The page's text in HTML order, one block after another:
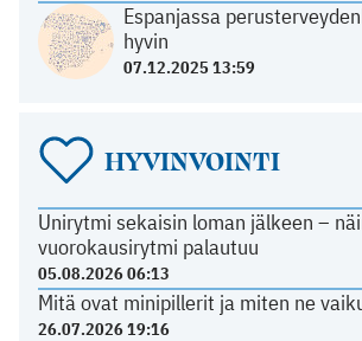
Espanjassa
hyvin
07.12.2025 13:59
HYVINVOINTI
Unirytmi sekaisin loman jälkeen –
vuorokausirytmi palautuu
05.08.2026 06:13
Mitä ovat minipillerit ja miten ne
26.07.2026 19:16